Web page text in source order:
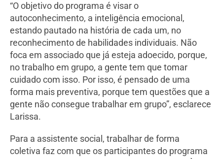
“O objetivo do programa é visar o
autoconhecimento, a inteligência emocional,
estando pautado na história de cada um, no
reconhecimento de habilidades individuais. Não
foca em associado que já esteja adoecido, porque,
no trabalho em grupo, a gente tem que tomar
cuidado com isso. Por isso, é pensado de uma
forma mais preventiva, porque tem questões que a
gente não consegue trabalhar em grupo”, esclarece
Larissa.
Para a assistente social, trabalhar de forma
coletiva faz com que os participantes do programa